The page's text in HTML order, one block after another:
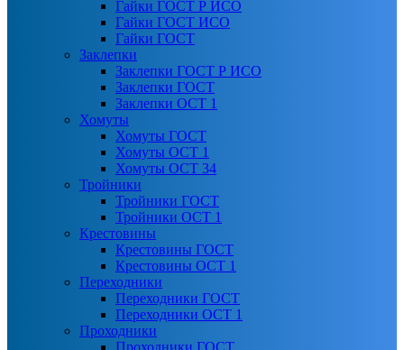
Гайки ГОСТ Р ИСО
Гайки ГОСТ ИСО
Гайки ГОСТ
Заклепки
Заклепки ГОСТ Р ИСО
Заклепки ГОСТ
Заклепки ОСТ 1
Хомуты
Хомуты ГОСТ
Хомуты ОСТ 1
Хомуты ОСТ 34
Тройники
Тройники ГОСТ
Тройники ОСТ 1
Крестовины
Крестовины ГОСТ
Крестовины ОСТ 1
Переходники
Переходники ГОСТ
Переходники ОСТ 1
Проходники
Проходники ГОСТ